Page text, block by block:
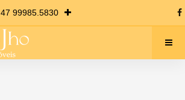
47 99985.5830